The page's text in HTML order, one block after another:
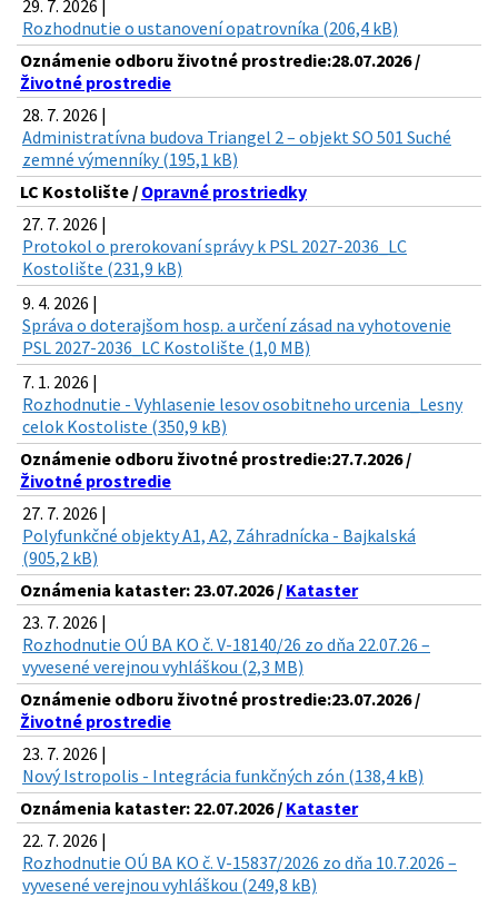
29. 7. 2026 |
Rozhodnutie o ustanovení opatrovníka (206,4 kB)
Oznámenie odboru životné prostredie:28.07.2026 /
Životné prostredie
28. 7. 2026 |
Administratívna budova Triangel 2 – objekt SO 501 Suché
zemné výmenníky (195,1 kB)
LC Kostolište / Opravné prostriedky
27. 7. 2026 |
Protokol o prerokovaní správy k PSL 2027-2036_LC
Kostolište (231,9 kB)
9. 4. 2026 |
Správa o doterajšom hosp. a určení zásad na vyhotovenie
PSL 2027-2036_LC Kostolište (1,0 MB)
7. 1. 2026 |
Rozhodnutie - Vyhlasenie lesov osobitneho urcenia_Lesny
celok Kostoliste (350,9 kB)
Oznámenie odboru životné prostredie:27.7.2026 /
Životné prostredie
27. 7. 2026 |
Polyfunkčné objekty A1, A2, Záhradnícka - Bajkalská
(905,2 kB)
Oznámenia kataster: 23.07.2026 / Kataster
23. 7. 2026 |
Rozhodnutie OÚ BA KO č. V-18140/26 zo dňa 22.07.26 –
vyvesené verejnou vyhláškou (2,3 MB)
Oznámenie odboru životné prostredie:23.07.2026 /
Životné prostredie
23. 7. 2026 |
Nový Istropolis - Integrácia funkčných zón (138,4 kB)
Oznámenia kataster: 22.07.2026 / Kataster
22. 7. 2026 |
Rozhodnutie OÚ BA KO č. V-15837/2026 zo dňa 10.7.2026 –
vyvesené verejnou vyhláškou (249,8 kB)